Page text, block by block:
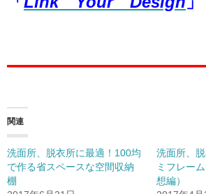
関連
洗面所、脱衣所に最適！100均
で作る省スペースな空間収納
棚
洗面所、
ミフレー
想編）